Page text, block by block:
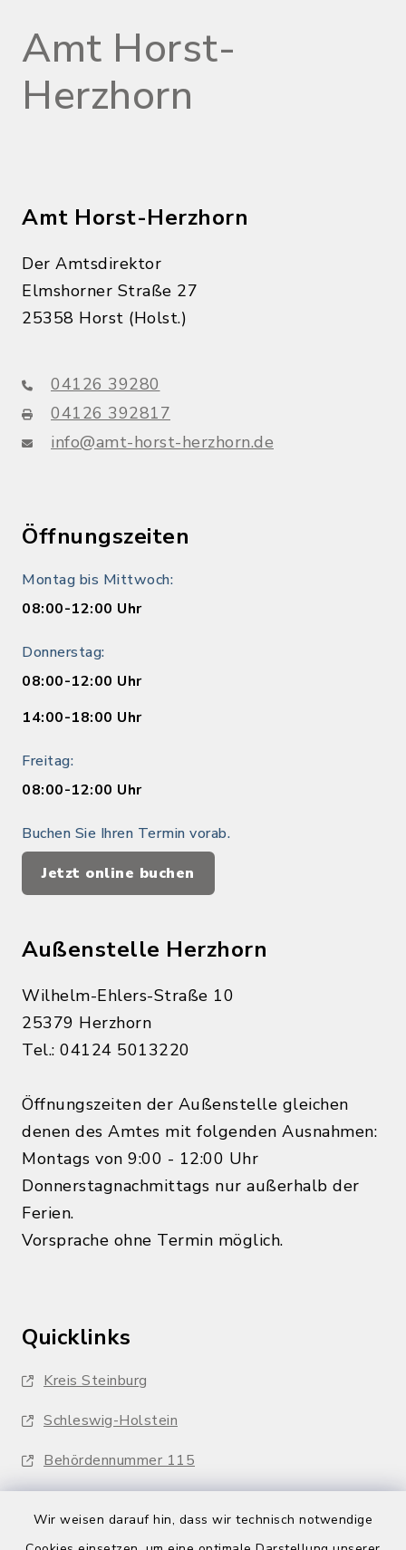
Wir weisen darauf hin, dass wir technisch notwendige
Amt Horst-
Herzhorn
Amt Horst-Herzhorn
Der Amtsdirektor
Elmshorner Straße 27
25358 Horst (Holst.)
04126 39280
04126 392817
info@amt-horst-herzhorn.de
Öffnungszeiten
Montag bis Mittwoch:
08:00-12:00 Uhr
Donnerstag:
08:00-12:00 Uhr
14:00-18:00 Uhr
Freitag:
08:00-12:00 Uhr
Buchen Sie Ihren Termin vorab.
Jetzt online buchen
Außenstelle Herzhorn
Wilhelm-Ehlers-Straße 10
25379 Herzhorn
Tel.: 04124 5013220
Öffnungszeiten der Außenstelle gleichen
denen des Amtes mit folgenden Ausnahmen:
Montags von 9:00 - 12:00 Uhr
Donnerstagnachmittags nur außerhalb der
Ferien.
Vorsprache ohne Termin möglich.
Quicklinks
Kreis Steinburg
Schleswig-Holstein
Behördennummer 115